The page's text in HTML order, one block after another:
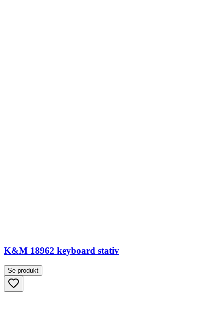
K&M 18962 keyboard stativ
Se produkt